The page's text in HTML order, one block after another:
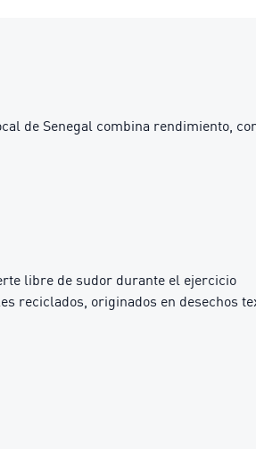
de Senegal combina rendimiento,
libre de sudor durante el ejercicio
reciclados, originados en desechos